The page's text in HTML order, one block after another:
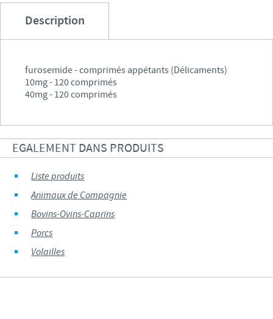
Description
furosemide - comprimés appétants (Délicaments)
10mg - 120 comprimés
40mg - 120 comprimés
EGALEMENT DANS PRODUITS
Liste produits
Animaux de Compagnie
Bovins-Ovins-Caprins
Porcs
Volailles